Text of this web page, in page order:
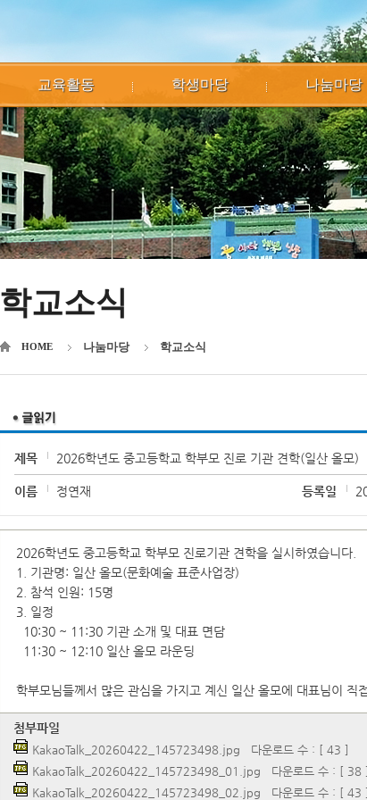
교육활동 학생마당 나눔마당
HOME 나눔마당 학교소식
학교소식
제목 2026학년도 중고등학교 학부모 진로 기관 견학(일산 올모)
이름 정연재 등록일
2026학년도 중고등학교 학부모 진로기관 견학을 실시하였습니다.
1. 기관명: 일산 올모(문화예술 표준사업장)
2. 참석 인원: 15명
3. 일정
10:30 ~ 11:30 기관 소개 및 대표 면담
11:30 ~ 12:10 일산 올모 라운딩
학부모님들께서 많은 관심을 가지고 계신 일산 올모에 대표님이 직
첨부파일
KakaoTalk_20260422_145723498.jpg 다운로드 수 : [ 43 ]
KakaoTalk_20260422_145723498_01.jpg 다운로드 수 : [ 38 ]
KakaoTalk_20260422_145723498_02.jpg 다운로드 수 : [ 43 ]